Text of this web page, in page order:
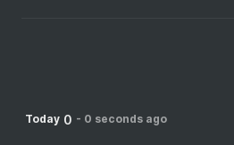
Today 0 - 0 seconds ago